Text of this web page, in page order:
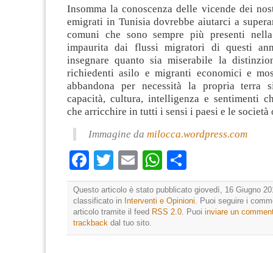
Insomma la conoscenza delle vicende dei
emigrati in Tunisia dovrebbe aiutarci a
comuni che sono sempre più presenti
impaurita dai flussi migratori di questi
insegnare quanto sia miserabile la
richiedenti asilo e migranti economici e
abbandona per necessità la propria terra
capacità, cultura, intelligenza e sentimenti
che arricchire in tutti i sensi i paesi e le società
Immagine da milocca.wordpress.com
Facebook
TwitterEmailWhatsApp
Questo articolo è stato pubblicato giovedì, 16 Giugno
classificato in Interventi e Opinioni . Puoi seguire i
articolo tramite il feed RSS 2.0 . Puoi inviare un
trackback dal tuo sito.